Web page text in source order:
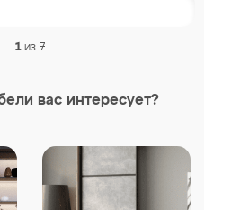
1 из 7
вас интересует?